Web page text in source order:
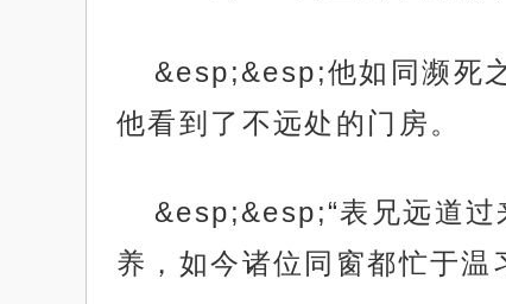
&esp;&esp;他如同濒死
他看到了不远处的门房。
&esp;&esp;“表兄远道过
养，如今诸位同窗都忙于温